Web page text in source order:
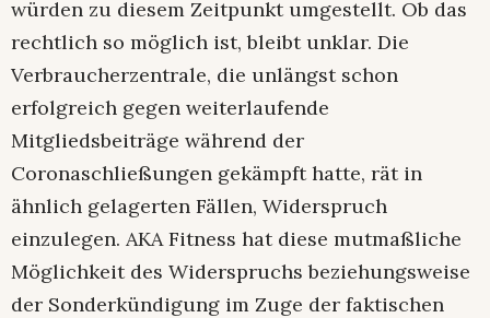
würden zu diesem Zeitpunkt umgestellt. Ob das
rechtlich so möglich ist, bleibt unklar. Die
Verbraucherzentrale, die unlängst schon
erfolgreich gegen weiterlaufende
Mitgliedsbeiträge während der
Coronaschließungen gekämpft hatte, rät in
ähnlich gelagerten Fällen, Widerspruch
einzulegen. AKA Fitness hat diese mutmaßliche
Möglichkeit des Widerspruchs beziehungsweise
der Sonderkündigung im Zuge der faktischen